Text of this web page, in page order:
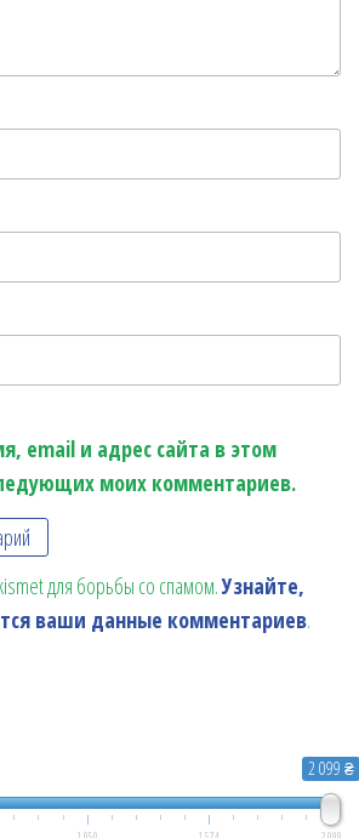
email и адрес сайта в этом
моих комментариев.
для борьбы со спамом.Узнайте,
ваши данные комментариев.
2 099 ₴